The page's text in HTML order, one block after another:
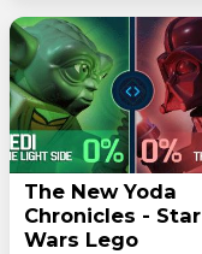
The New Yoda
Chronicles - Star
Wars Lego